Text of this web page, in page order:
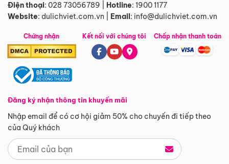
Điện thoại: 028 73056789 Hotline: 1900 1177
Website: dulichviet.com.vn Email: info@dulichviet.com.vn
Chứng nhận
Đăng ký nhận thông tin khuyến mãi
Nhập email để có cơ hội giảm 50% cho chuyến đi tiếp theo
của Quý khách
Kết nối với chúng tôi Chấp nhận thanh toán